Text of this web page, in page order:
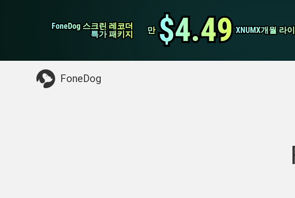
FoneDog 스크린 레코더
FoneDog 스크린 레코더
특가 패키지
특가 패키지 만
만 $4.49
$4.49 XNUMX개월 라
XNUMX개월 라
FoneDog
iPhone 클리너
필요한 것 : Mac 정리